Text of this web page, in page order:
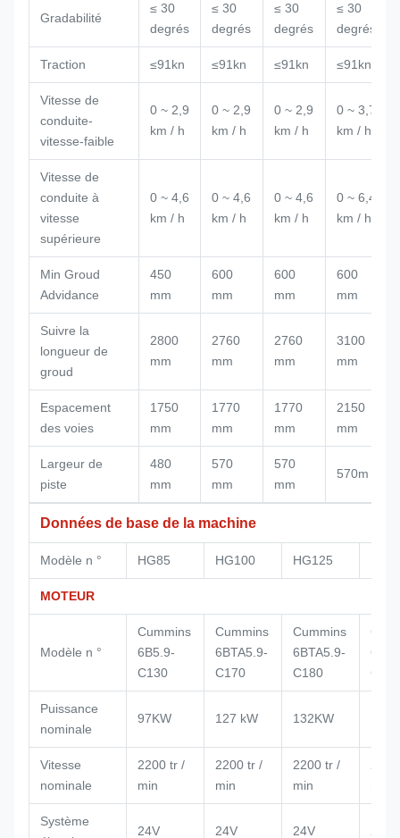
Gradabilité
≤ 30
degrés
≤ 30
degrés
≤ 30
degrés
≤ 30
degrés
Traction ≤91kn ≤91kn ≤91kn ≤91kn
Vitesse de
conduite-
vitesse-faible
0 ~ 2,9
km / h
0 ~ 2,9
km / h
0 ~ 2,9
km / h
0 ~ 3,7
km / h
Vitesse de
conduite à
vitesse
supérieure
0 ~ 4,6
km / h
0 ~ 4,6
km / h
0 ~ 4,6
km / h
0 ~ 6,4
km / h
Min Groud
Advidance
450
mm
600
mm
600
mm
600
mm
Suivre la
longueur de
groud
2800
mm
2760
mm
2760
mm
3100
mm
Espacement
des voies
1750
mm
1770
mm
1770
mm
2150
mm
Largeur de
piste
480
mm
570
mm
570
mm
570m
Données de base de la machine
Modèle n ° HG85 HG100 HG125
MOTEUR
Modèle n °
Cummins
6B5.9-
C130
Cummins
6BTA5.9-
C170
Cummins
6BTA5.9-
C180
C205
Puissance
nominale
97KW 127 kW 132KW
Vitesse
nominale
2200 tr /
min
2200 tr /
min
2200 tr /
min
Système
24V 24V 24V 24V